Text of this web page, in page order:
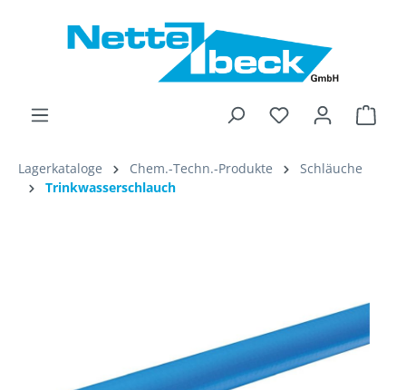
Lagerkataloge Chem.-Techn.-Produkte
Schläuche
Trinkwasserschlauch